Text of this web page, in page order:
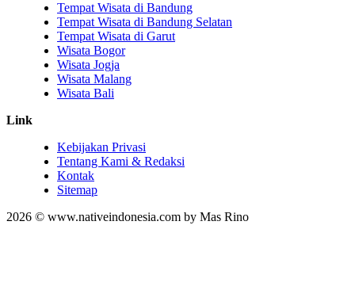
Tempat Wisata di Bandung
Tempat Wisata di Bandung Selatan
Tempat Wisata di Garut
Wisata Bogor
Wisata Jogja
Wisata Malang
Wisata Bali
Link
Kebijakan Privasi
Tentang Kami & Redaksi
Kontak
Sitemap
2026 © www.nativeindonesia.com by Mas Rino